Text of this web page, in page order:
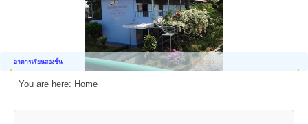
อาคารเรียนสองชั้น
You are here: Home